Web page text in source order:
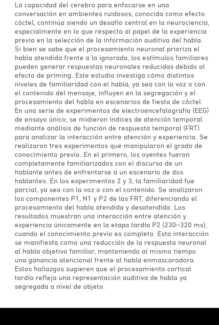
La capacidad del cerebro para enfocarse en una
conversación en ambientes ruidosos, conocida como efecto
cóctel, continúa siendo un desafío central en la neurociencia,
especialmente en lo que respecta al papel de la experiencia
previa en la selección de la información auditiva del habla.
Si bien se sabe que el procesamiento neuronal prioriza el
habla atendida frente a la ignorada, los estímulos familiares
pueden generar respuestas neuronales reducidas debido al
efecto de priming. Este estudio investiga cómo distintos
niveles de familiaridad con el habla, ya sea con la voz o con
el contenido del mensaje, influyen en la segregación y el
procesamiento del habla en escenarios de fiesta de cóctel.
En una serie de experimentos de electroencefalografía (EEG)
de ensayo único, se midieron índices de atención temporal
mediante análisis de función de respuesta temporal (FRT)
para analizar la interacción entre atención y experiencia. Se
realizaron tres experimentos que manipularon el grado de
conocimiento previo. En el primero, los oyentes fueron
completamente familiarizados con el discurso de un
hablante antes de enfrentarse a un escenario de dos
hablantes. En los experimentos 2 y 3, la familiaridad fue
parcial, ya sea con la voz o con el contenido. Se analizaron
los componentes P1, N1 y P2 de las FRT, diferenciando el
procesamiento del habla atendida y desatendida. Los
resultados muestran una interacción entre atención y
experiencia únicamente en la etapa tardía P2 (230–320 ms),
cuando el conocimiento previo es completo. Esta interacción
se manifiesta como una reducción de la respuesta neuronal
al habla objetivo familiar, manteniendo al mismo tiempo
una ganancia atencional frente al habla enmascaradora.
Estos hallazgos sugieren que el procesamiento cortical
tardío refleja una representación auditiva de habla ya
segregada a nivel de objeto.